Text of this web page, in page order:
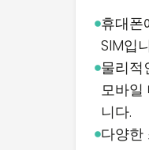
휴대폰
SIM입
물리적
모바일
니다.
다양한